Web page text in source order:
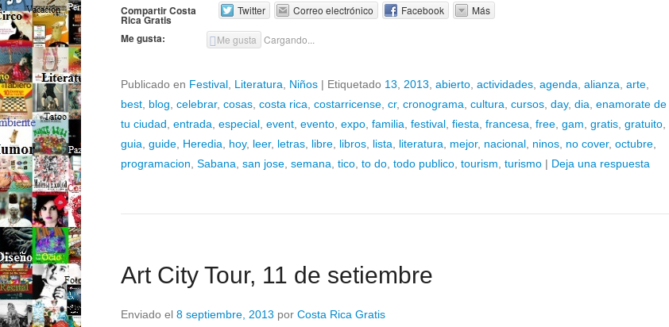
Compartir Costa
Rica Gratis
Twitter Correo electrónico Facebook Más
Me gusta: Me gusta Cargando...
Publicado en Festival Literatura Niños | Etiquetado 13 2013 abierto actividades agenda alianza arte
best blog celebrar, cosas costa rica costarricense cr, cronograma cultura cursos day, dia enamorate de
tu ciudad entrada especial event evento expo familia festival fiesta francesa free gam gratis gratuito
guia guide Heredia hoy, leer, letras libre libros lista literatura mejor, nacional ninos no cover, octubre
programacion Sabana san jose semana tico to do todo publico tourism turismo | Deja una respuesta
Art City Tour, 11 de setiembre
Enviado el 8 septiembre, 2013 por Costa Rica Gratis